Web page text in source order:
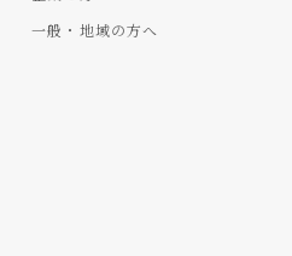
一般・地域の方へ